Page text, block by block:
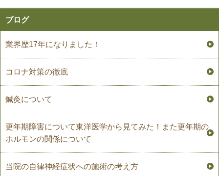
ブログ
業界歴17年になりました！
コロナ対策の徹底
鍼灸について
更年期障害について東洋医学から見てみた！また更年期の
ホルモンの関係について
当院の自律神経症状への施術の考え方